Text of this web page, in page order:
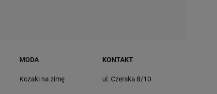
MODA
Kozaki na zimę
KONTAKT
ul. Czerska 8/10